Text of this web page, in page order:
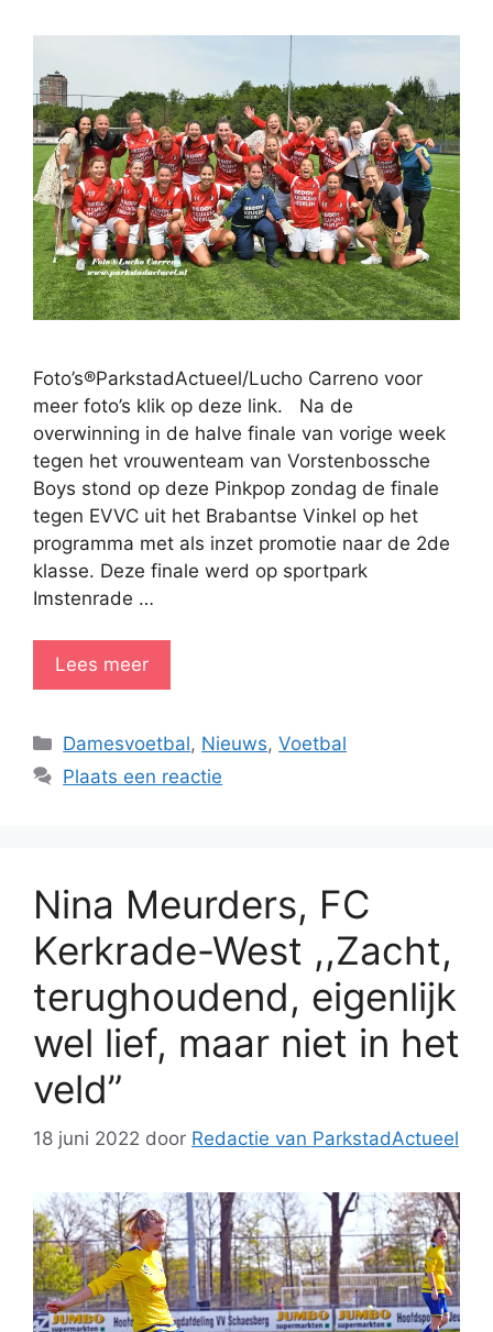
Foto’s®ParkstadActueel/Lucho Carreno voor
meer foto’s klik op deze link. Na de
overwinning in de halve finale van vorige week
tegen het vrouwenteam van Vorstenbossche
Boys stond op deze Pinkpop zondag de finale
tegen EVVC uit het Brabantse Vinkel op het
programma met als inzet promotie naar de 2de
klasse. Deze finale werd op sportpark
Imstenrade …
Lees meer
Categorieën
Damesvoetbal, Nieuws,Voetbal
Plaats een reactie
Nina Meurders, FC
Kerkrade-West ,,Zacht,
terughoudend, eigenlijk
wel lief, maar niet in het
veld”
18 juni 2022 door Redactie van ParkstadActueel